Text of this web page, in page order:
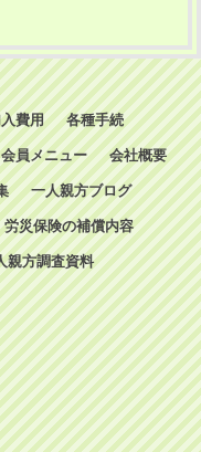
費用 各種手続
会員メニュー 会社概要
一人親方ブログ
労災保険の補償内容
親方調査資料